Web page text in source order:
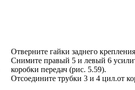
Отверните гайки заднего
Снимите правый 5 и левый 6
коробки передач (рис. 5.59).
Отсоедините трубки 3 и 4 цил.от